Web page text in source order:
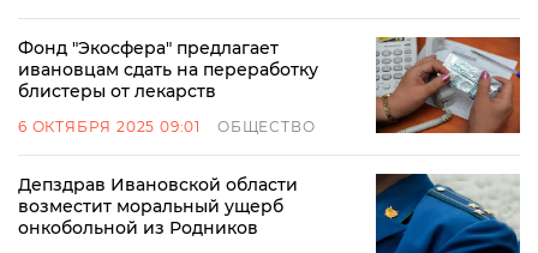
Фонд "Экосфера" предлагает
ивановцам сдать на переработку
блистеры от лекарств
6 ОКТЯБРЯ 2025 09:01 ОБЩЕСТВО
Депздрав Ивановской области
возместит моральный ущерб
онкобольной из Родников